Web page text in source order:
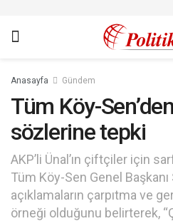
Anasayfa Gündem
Tüm Köy-
sözlerine tepki
AKP’li Ünal’ın çiftçiler için
Tüm Köy-Sen Genel Başkanı
açıklamaların çarpıtma ve
örneği olduğunu belirterek,